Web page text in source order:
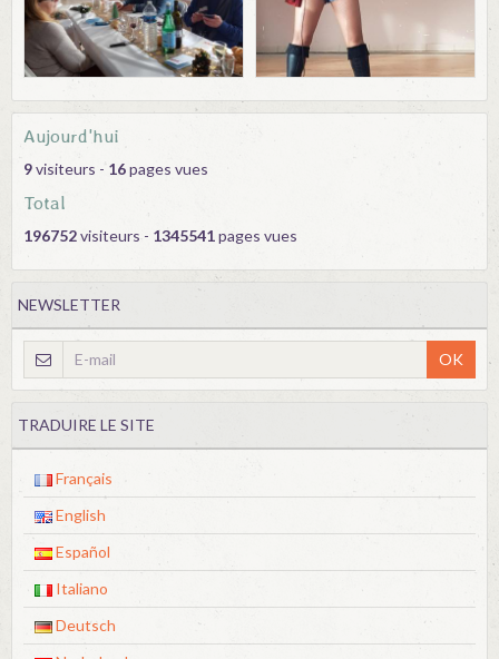
Aujourd'hui
9visiteurs - 16pages vues
Total
196752visiteurs - 1345541pages vues
NEWSLETTER
OK
TRADUIRE LE SITE
Français
English
Español
Italiano
Deutsch